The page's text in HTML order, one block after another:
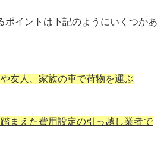
ポイントは下記のようにいくつかあ
友人、家族の車で荷物を運ぶ
まえた費用設定の引っ越し業者で